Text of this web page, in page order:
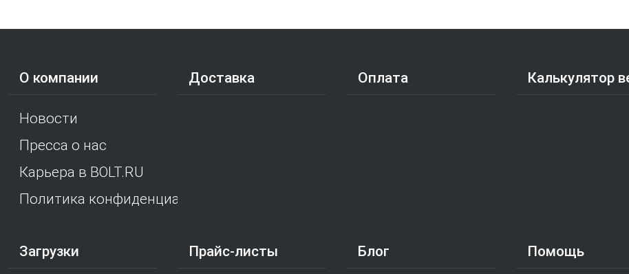
О компании
Новости
Пресса о нас
Карьера в BOLT.RU
Политика конфиденциальности
Доставка Оплата Калькулятор
Загрузки Прайс-листы Блог Помощь